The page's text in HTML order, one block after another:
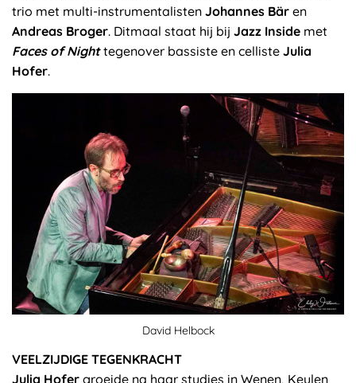
trio met multi-instrumentalisten Johannes Bär en
Andreas Broger. Ditmaal staat hij bij Jazz Inside met
Faces of Nighttegenover bassiste en celliste Julia
Hofer.
David Helbock
VEELZIJDIGE TEGENKRACHT
Julia Hofer groeide na haar studies in Wenen, Keulen